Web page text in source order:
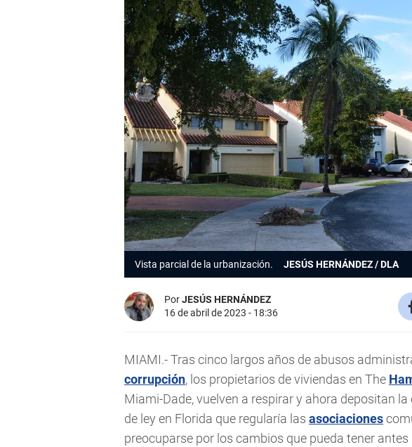
Vista parcial de la urbanización. JESÚS HERNÁNDEZ / DLA
PorJESÚS HERNÁNDEZ
16 de abril de 2023 - 18:36
MIAMI.- Tras cinco largos años de abusos
corrupción, los propietarios de viviendas en The
Miami-Dade, vuelven a respirar y ahora depositan
de ley en Florida que regularía las asociaciones
preocuparse por los cambios que pueda tener antes